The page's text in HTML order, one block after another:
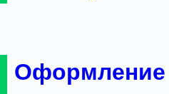
Оформление